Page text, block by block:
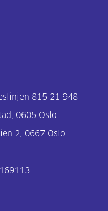
815 21 948
0605 Oslo
2, 0667 Oslo